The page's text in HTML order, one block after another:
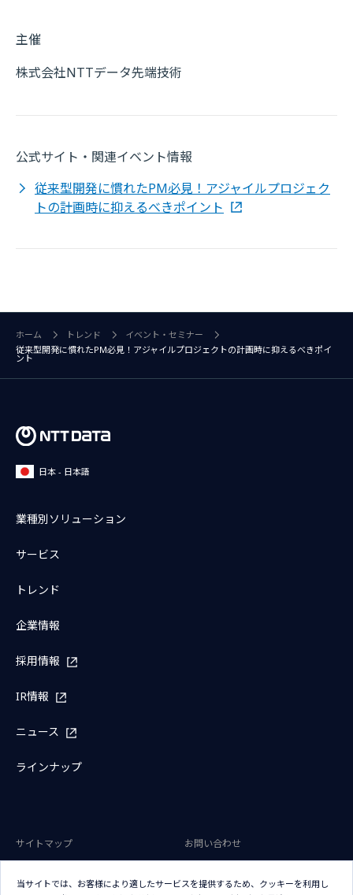
主催
株式会社NTTデータ先端技術
公式サイト・関連イベント情報
従来型開発に慣れたPM必見！アジャイルプロジェク
トの計画時に抑えるべきポイント
ホーム トレンド
イベント・セミナー
従来型開発に慣れたPM必見！アジャイルプロジェクトの計画時に抑えるべきポイ
ント
日本 - 日本語
業種別ソリューション
サービス
トレンド
企業情報
採用情報
IR情報
ニュース
ラインナップ
サイトマップ
お問い合わせ
当サイトでは、お客様により適したサービスを提供するため、クッキーを利用し